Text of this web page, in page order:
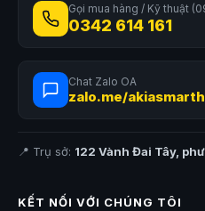
Gọi mua hàng / Kỹ thuật
0342 614 161
Chat Zalo OA
zalo.me/
📍 Trụ sở: 122 Vành Đai Tây,
KẾT NỐI VỚI CHÚNG TÔI